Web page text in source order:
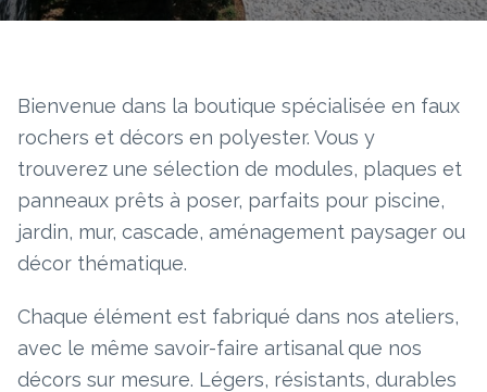
Bienvenue dans la boutique spécialisée en faux
rochers et décors en polyester. Vous y
trouverez une sélection de modules, plaques et
panneaux prêts à poser, parfaits pour piscine,
jardin, mur, cascade, aménagement paysager ou
décor thématique.
Chaque élément est fabriqué dans nos ateliers,
avec le même savoir-faire artisanal que nos
décors sur mesure. Légers, résistants, durables